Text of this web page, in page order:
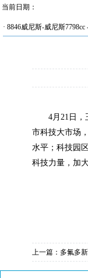
当前日期：
· 8846威尼斯-威尼斯7798cc
4月 21 日
市科技大市场
水平；科技园
科技力量，加
上一篇： 多氟多